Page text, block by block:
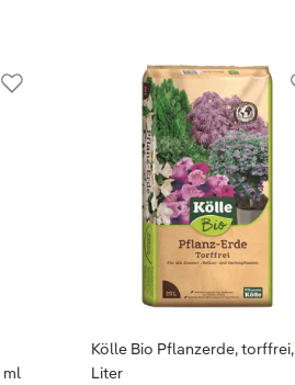
ml
Kölle Bio Pflanzerde,
Liter